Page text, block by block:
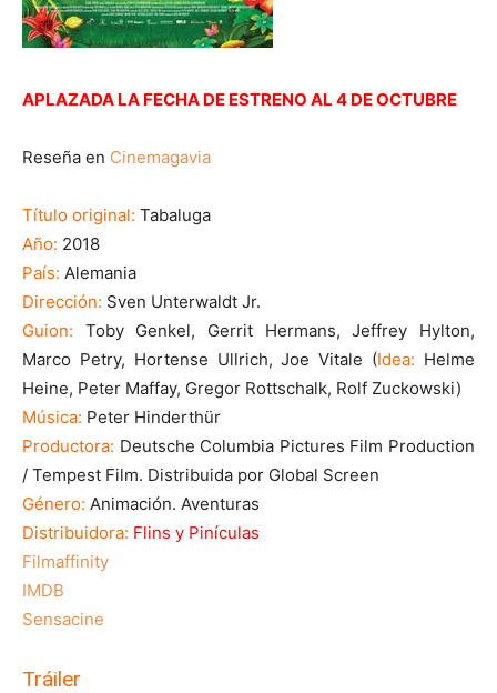
APLAZADA LA FECHA DE ESTRENO AL 4 DE OCTUBRE
Reseña en Cinemagavia
Título original: Tabaluga
Año: 2018
País: Alemania
Dirección: Sven Unterwaldt Jr.
Guion: Toby Genkel, Gerrit Hermans, Jeffrey Hylton,
Marco Petry, Hortense Ullrich, Joe Vitale (Idea: Helme
Heine, Peter Maffay, Gregor Rottschalk, Rolf Zuckowski)
Música: Peter Hinderthür
Productora: Deutsche Columbia Pictures Film Production
/ Tempest Film. Distribuida por Global Screen
Género: Animación. Aventuras
Distribuidora: Flins y Pinículas
Filmaffinity
IMDB
Sensacine
Tráiler